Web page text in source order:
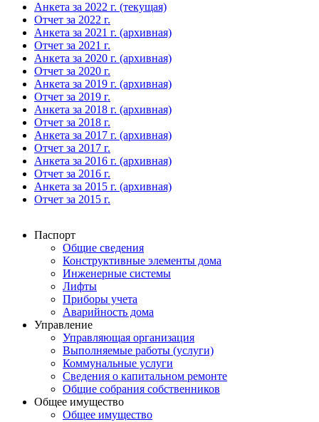
Анкета за 2022 г. (текущая)
Отчет за 2022 г.
Анкета за 2021 г. (архивная)
Отчет за 2021 г.
Анкета за 2020 г. (архивная)
Отчет за 2020 г.
Анкета за 2019 г. (архивная)
Отчет за 2019 г.
Анкета за 2018 г. (архивная)
Отчет за 2018 г.
Анкета за 2017 г. (архивная)
Отчет за 2017 г.
Анкета за 2016 г. (архивная)
Отчет за 2016 г.
Анкета за 2015 г. (архивная)
Отчет за 2015 г.
Паспорт
Общие сведения
Конструктивные элементы дома
Инженерные системы
Лифты
Приборы учета
Аварийность дома
Управление
Управляющая организация
Выполняемые работы (услуги)
Коммунальные услуги
Сведения о капитальном ремонте
Общие собрания собственников
Общее имущество
Общее имущество